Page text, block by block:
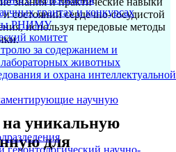
грантах и конкурсах
РНИМУ
комитет
за содержанием и
животных
и охрана интеллектуальной
научную
геронтологический научно-
состояний сердечно-сосудистой
используя передовые методы
уникальную
для